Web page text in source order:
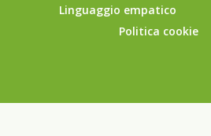
Linguaggio empatico
Politica cookie